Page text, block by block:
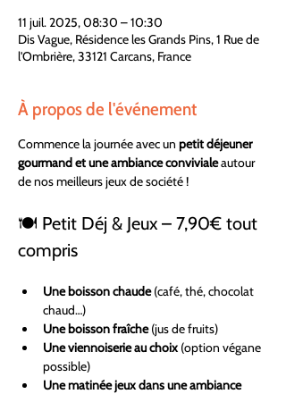
11 juil. 2025, 08:30 – 10:30
Dis Vague, Résidence les Grands Pins, 1 Rue de
l'Ombrière, 33121 Carcans, France
À propos de l'événement
Commence la journée avec un petit déjeuner
gourmand et une ambiance conviviale autour
de nos meilleurs jeux de société !
🍽 Petit Déj & Jeux – 7,90€ tout
compris
Une boisson chaude (café, thé, chocolat
chaud…)
Une boisson fraîche (jus de fruits)
Une viennoiserie au choix (option végane
possible)
Une matinée jeux dans une ambiance